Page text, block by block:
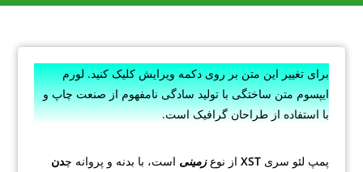
برای تغییر این متن بر روی دکمه ویرایش کلیک کنید. لورم
ایپسوم متن ساختگی با تولید سادگی نامفهوم از صنعت چاپ و
با استفاده از طراحان گرافیک است.
پمپ لئو سریXST از نوعزمینی است، با بدنه و پروانه چدن